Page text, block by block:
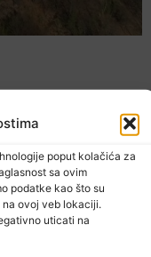
poput kolačića za
sa ovim
podatke kao što su
ovoj veb lokaciji.
uticati na